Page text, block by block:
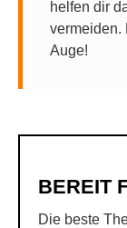
helfen dir
vermeiden.
Auge!
BEREIT
Die beste